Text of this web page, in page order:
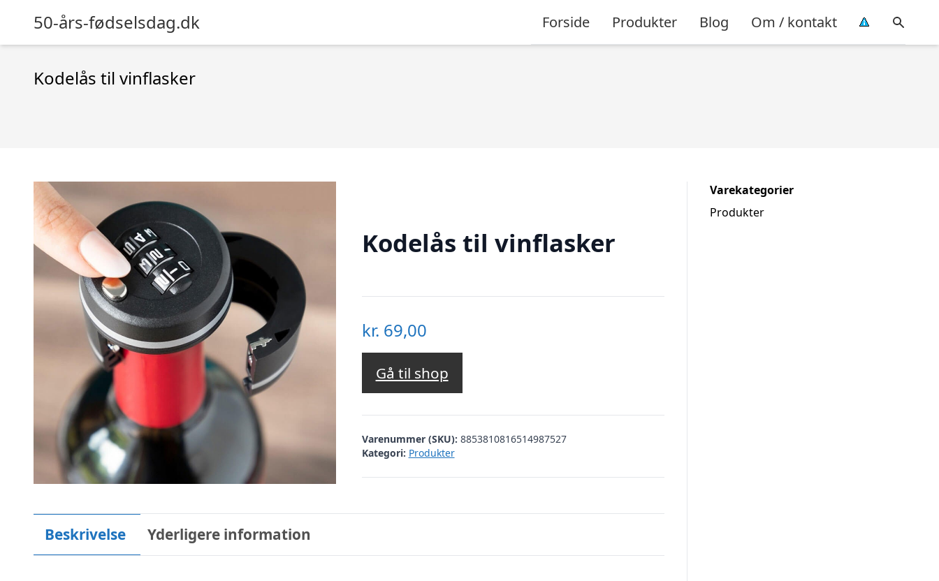
50-års-fødselsdag.dk Forside Produkter Blog Om / kontakt
Kodelås til vinflasker
Kodelås til vinflasker
kr. 69,00
Gå til shop
Varenummer (SKU): 8853810816514987527
Kategori: Produkter
Beskrivelse Yderligere information
Varekategorier
Produkter